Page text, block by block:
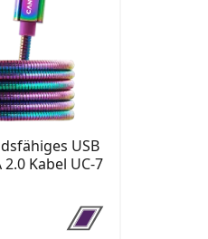
USB
2.0 Kabel UC-7